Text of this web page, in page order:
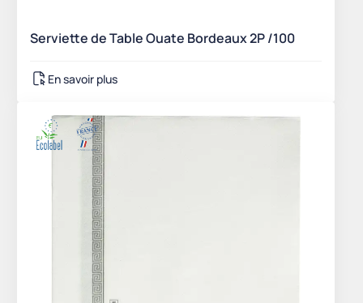
Serviette de Table Ouate Bordeaux 2P /100
En savoir plus